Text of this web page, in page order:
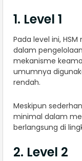
1. Level 1
Pada level ini,
dalam
mekanisme
umumnya
rendah.
Meskipun
minimal dalam
berlangsung di
2. Level 2